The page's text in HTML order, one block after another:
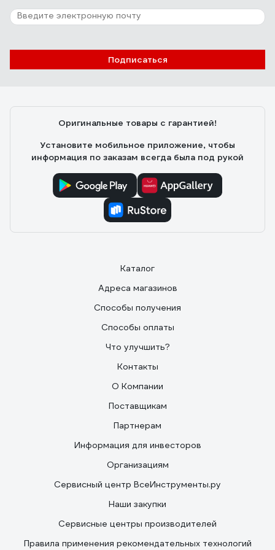
Отзыв о шинопроводе FERON черный, 3м
CAB1003 10342
Крепеж для сетевого кабеля приличный. Резьба нигде
изделиях).
Подписаться
Оригинальные товары с гарантией!
Установите мобильное приложение, чтобы
информация по заказам всегда была под рукой
Каталог
Адреса магазинов
Способы получения
Способы оплаты
Что улучшить?
Контакты
О Компании
Поставщикам
Партнерам
Информация для инвесторов
Организациям
Сервисный центр ВсеИнструменты.ру
Наши закупки
Сервисные центры производителей
Правила применения рекомендательных технологий